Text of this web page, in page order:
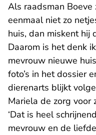
Als raadsman
eenmaal niet zo
huis, dan miskent hij
Daarom is het denk
mevrouw nieuwe
foto’s in het dossier
dierenarts blijkt
Mariela de zorg voor
‘Dat is heel
mevrouw en de